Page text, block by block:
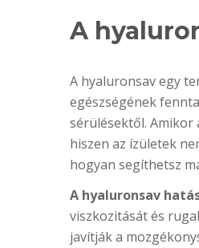
A
A hyaluronsav egy
egészségének
sérülésektől. Amikor
hiszen az ízületek
hogyan segíthetsz
A hyaluronsav
viszkozitását és
javítják a